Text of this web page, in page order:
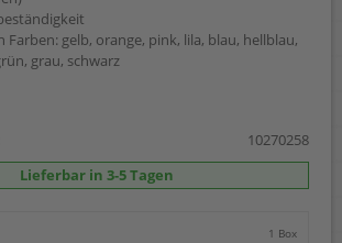
Farben: gelb, orange, pink, lila, blau, hellblau,
grau, schwarz
10270258
Lieferbar in 3-5 Tagen
1 Box